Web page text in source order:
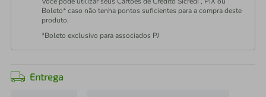
Boleto* caso não tenha pontos suficientes para a compra deste
produto.
*Boleto exclusivo para associados PJ
Entrega